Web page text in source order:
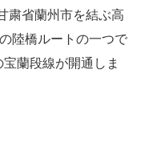
粛省蘭州市を結ぶ高
陸橋ルートの一つで
蘭段線が開通しま